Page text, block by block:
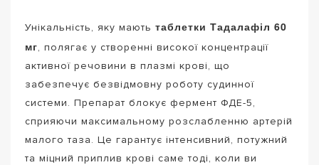
Унікальність, яку мають таблетки Тадалафіл 60
мг, полягає у створенні високої концентрації
активної речовини в плазмі крові, що
забезпечує безвідмовну роботу судинної
системи. Препарат блокує фермент ФДЕ-5,
сприяючи максимальному розслабленню артерій
малого таза. Це гарантує інтенсивний, потужний
та міцний приплив крові саме тоді, коли ви